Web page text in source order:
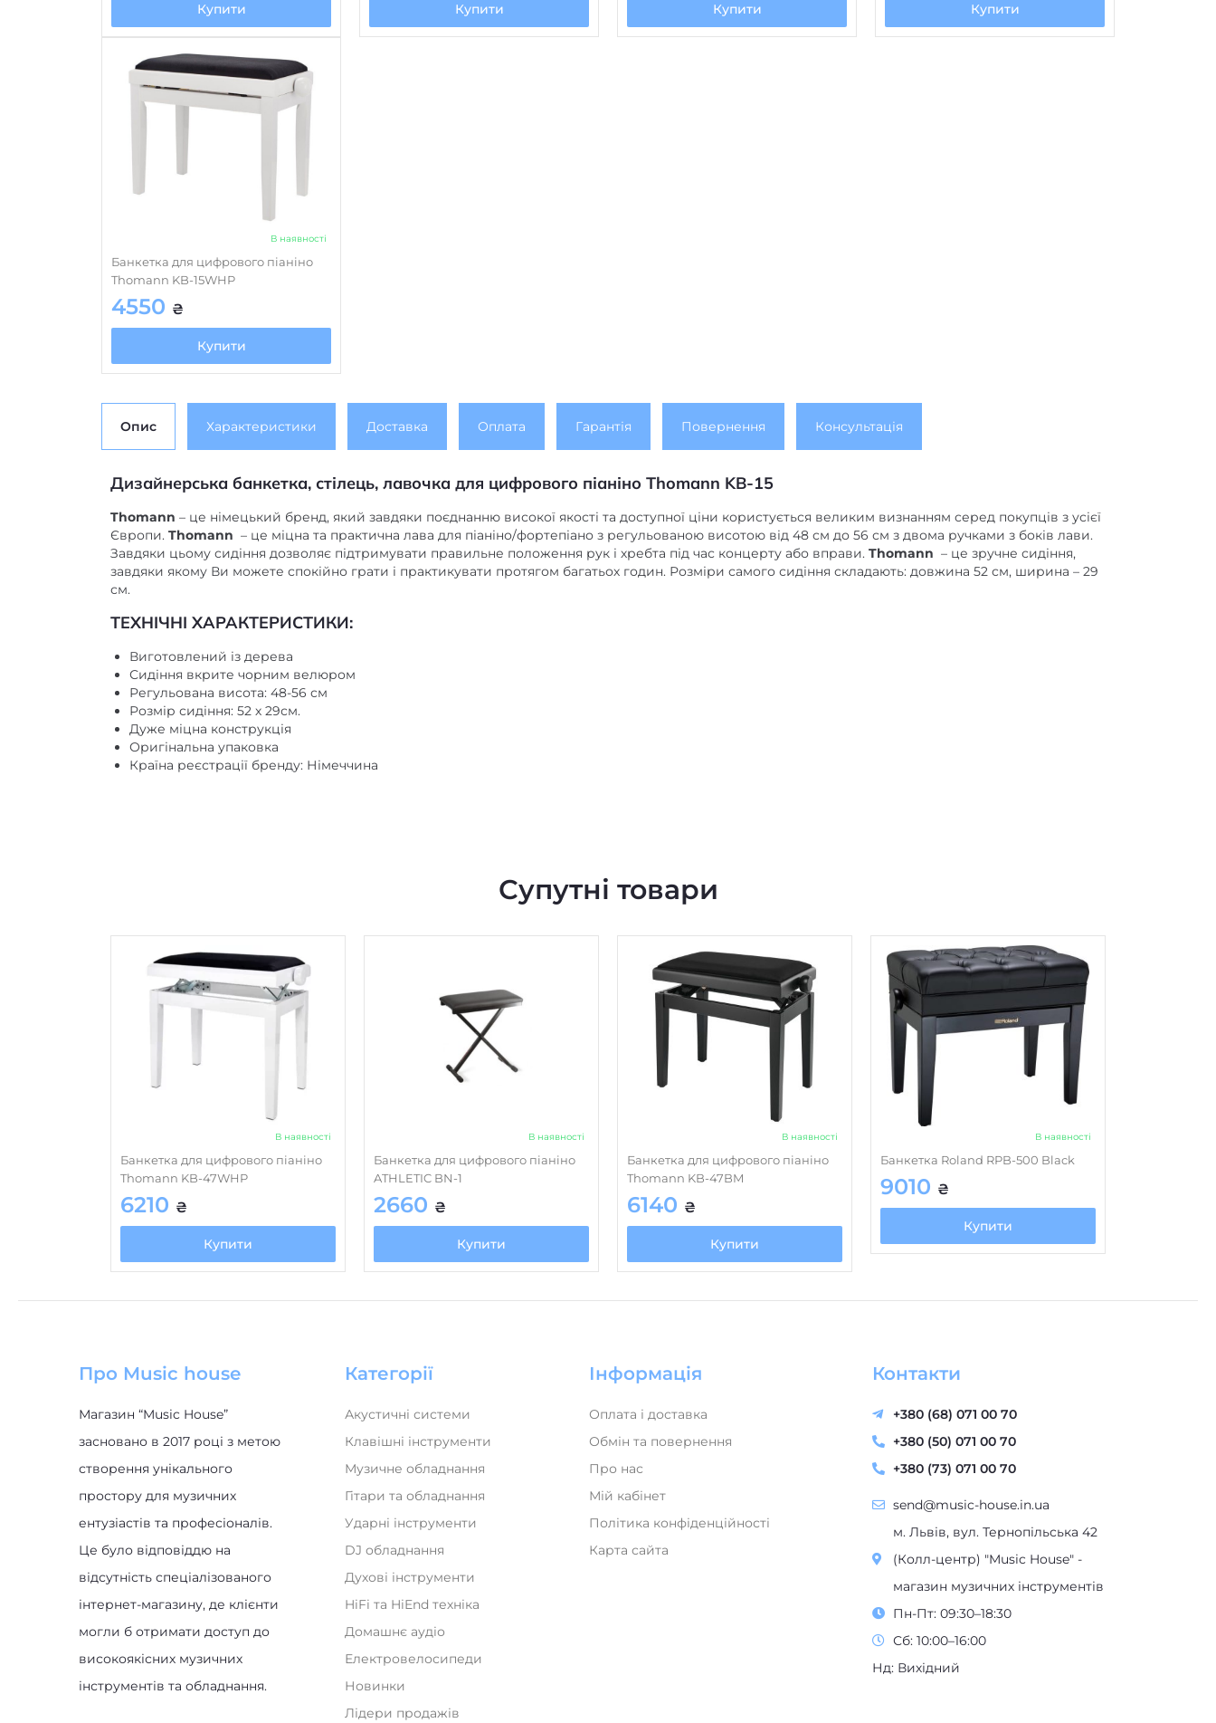
Купити Купити Купити Купити
В наявності
Банкетка для цифрового піаніно
Thomann KB-15WHP
4550 ₴
Купити
Опис Характеристики Доставка Оплата Гарантія Повернення Консультація
Дизайнерська банкетка, стілець, лавочка для цифрового піаніно Thomann KB-15
Thomann – це німецький бренд, який завдяки поєднанню високої якості та доступної ціни користується великим визнанням серед покупців з усієї
Європи. Thomann – це міцна та практична лава для піаніно/фортепіано з регульованою висотою від 48 см до 56 см з двома ручками з боків лави.
Завдяки цьому сидіння дозволяє підтримувати правильне положення рук і хребта під час концерту або вправи. Thomann – це зручне сидіння,
завдяки якому Ви можете спокійно грати і практикувати протягом багатьох годин. Розміри самого сидіння складають: довжина 52 см, ширина – 29
см.
ТЕХНІЧНІ ХАРАКТЕРИСТИКИ:
Виготовлений із дерева
Сидіння вкрите чорним велюром
Регульована висота: 48-56 см
Розмір сидіння: 52 х 29см.
Дуже міцна конструкція
Оригінальна упаковка
Країна реєстрації бренду: Німеччина
Супутні товари
В наявності
Банкетка для цифрового піаніно
Thomann KB-47WHP
6210 ₴
Купити
В наявності
Банкетка для цифрового піаніно
ATHLETIC BN-1
2660 ₴
Купити
В наявності
Банкетка для цифрового піаніно
Thomann KB-47BM
6140 ₴
Купити
В наявності
Банкетка Roland RPB-500 Black
9010 ₴
Купити
Про Music house
Магазин “Music House”
засновано в 2017 році з метою
створення унікального
простору для музичних
ентузіастів та професіоналів.
Це було відповіддю на
відсутність спеціалізованого
інтернет-магазину, де клієнти
могли б отримати доступ до
високоякісних музичних
інструментів та обладнання.
Категорії
Акустичні системи
Клавішні інструменти
Музичне обладнання
Гітари та обладнання
Ударні інструменти
DJ обладнання
Духові інструменти
HiFi та HiEnd техніка
Домашнє аудіо
Електровелосипеди
Новинки
Лідери продажів
Інформація
Оплата і доставка
Обмін та повернення
Про нас
Мій кабінет
Політика конфіденційності
Карта сайта
Контакти
+380 (68) 071 00 70
+380 (50) 071 00 70
+380 (73) 071 00 70
send@music-house.in.ua
м. Львів, вул. Тернопільська 42
(Колл-центр) "Music House" -
магазин музичних інструментів
Пн-Пт: 09:30–18:30
Сб: 10:00–16:00
Нд: Вихідний